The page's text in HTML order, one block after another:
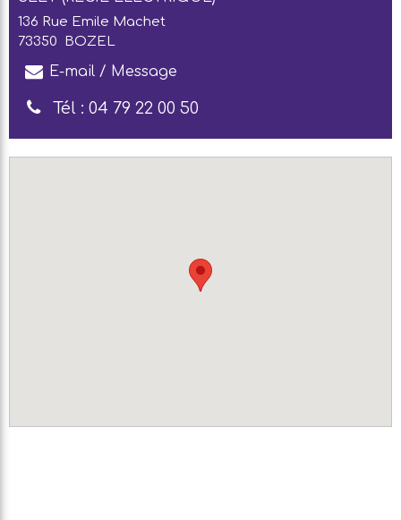
136 Rue Emile Machet
73350
BOZEL
E-mail / Message
Tél : 04 79 22 00 50